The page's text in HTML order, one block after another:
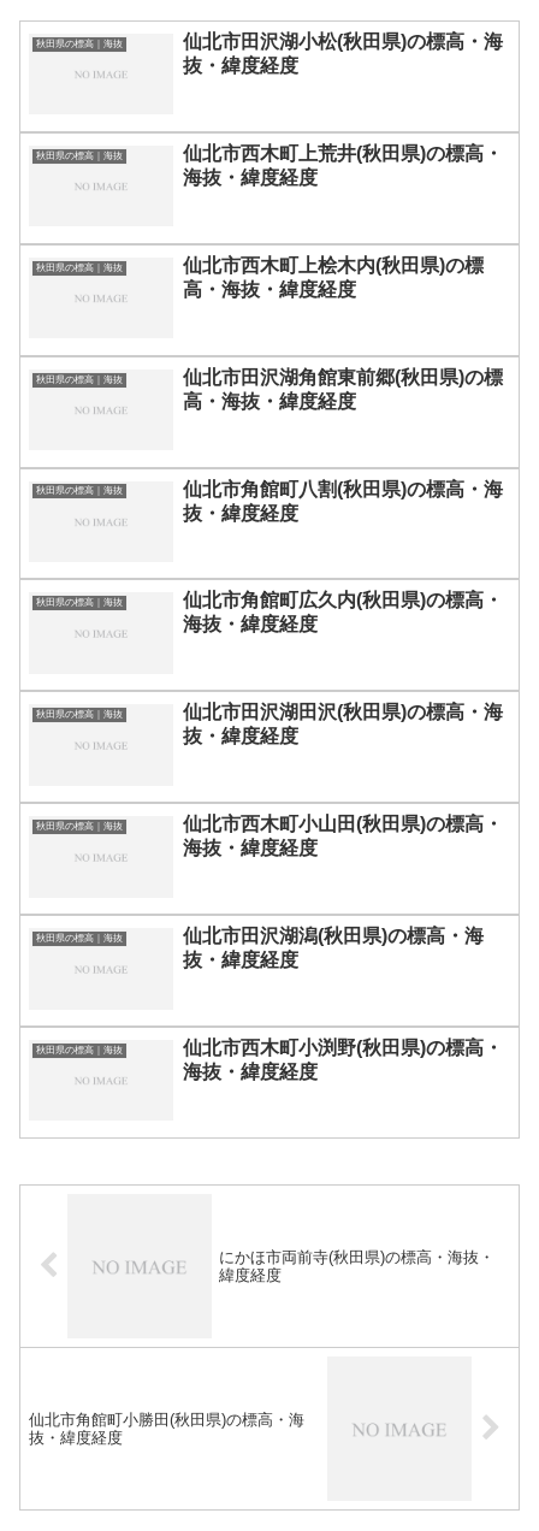
秋田県の標高｜海抜
仙北市田沢湖小松(秋田県)の標高・海
抜・緯度経度
秋田県の標高｜海抜
仙北市西木町上荒井(秋田県)の標高・
海抜・緯度経度
秋田県の標高｜海抜
仙北市西木町上桧木内(秋田県)の標
高・海抜・緯度経度
秋田県の標高｜海抜
仙北市田沢湖角館東前郷(秋田県)の標
高・海抜・緯度経度
秋田県の標高｜海抜
仙北市角館町八割(秋田県)の標高・海
抜・緯度経度
秋田県の標高｜海抜
仙北市角館町広久内(秋田県)の標高・
海抜・緯度経度
秋田県の標高｜海抜
仙北市田沢湖田沢(秋田県)の標高・海
抜・緯度経度
秋田県の標高｜海抜
仙北市西木町小山田(秋田県)の標高・
海抜・緯度経度
秋田県の標高｜海抜
仙北市田沢湖潟(秋田県)の標高・海
抜・緯度経度
秋田県の標高｜海抜
仙北市西木町小渕野(秋田県)の標高・
海抜・緯度経度
にかほ市両前寺(秋田県)の標高・海抜・
緯度経度
仙北市角館町小勝田(秋田県)の標高・海
抜・緯度経度